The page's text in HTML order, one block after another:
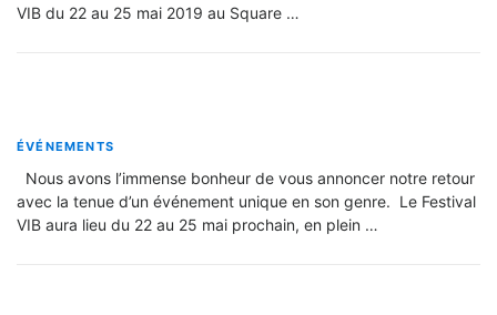
VIB du 22 au 25 mai 2019 au Square …
ÉVÉNEMENTS
Nous avons l’immense bonheur de vous annoncer notre retour
avec la tenue d’un événement unique en son genre. Le Festival
VIB aura lieu du 22 au 25 mai prochain, en plein …